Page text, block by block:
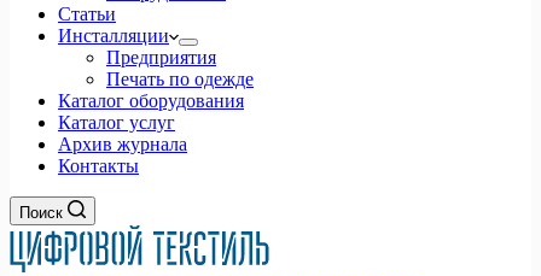
Статьи
Инсталляции
Предприятия
Печать по одежде
Каталог оборудования
Каталог услуг
Архив журнала
Контакты
Поиск